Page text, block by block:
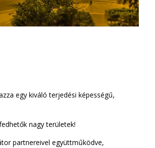
egy kiváló terjedési képességű,
nagy területek!
partnereivel együttműködve,